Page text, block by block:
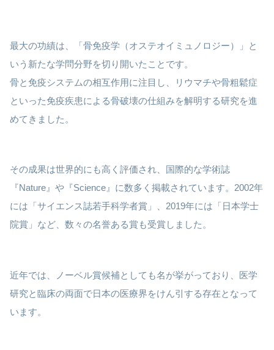
最大の功績は、「骨免疫学（オステオイミュノロジー）」と
いう新たな学問分野を切り開いたことです。
骨と免疫システムの相互作用に注目し、リウマチや骨粗鬆症
といった免疫疾患による骨破壊の仕組みを解明する研究を進
めてきました。
その成果は世界的にも高く評価され、国際的な学術誌
『Nature』や『Science』に数多く掲載されています。2002年
には「サイエンス誌若手科学者賞」、2019年には「日本学士
院賞」など、数々の名誉ある賞も受賞しました。
近年では、ノーベル賞候補としても名が挙がっており、医学
研究と臨床の両面で日本の医療界をけん引する存在となって
います。